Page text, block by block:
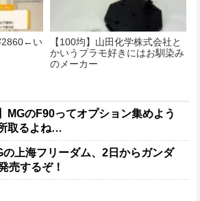
い
【100均】山田化学株式会社と
かいうプラモ好きにはお馴染み
のメーカー
MGのF90ってオプション集めよう
取るよね…
の上海フリーダム、2日からガンダ
売するぞ！